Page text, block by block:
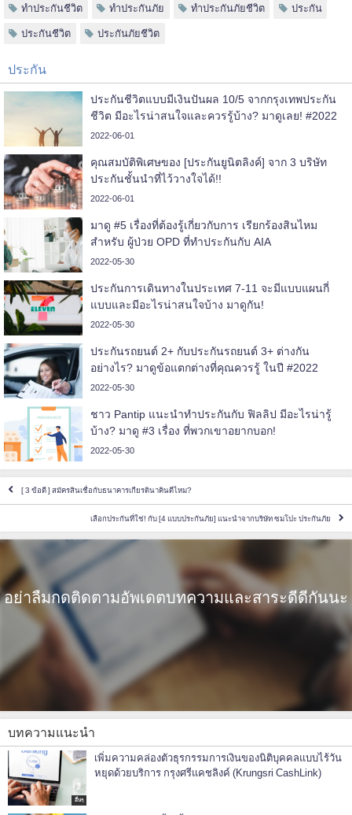
ทำประกันชีวิต ทำประกันภัย ทำประกันภัยชีวิต ประกัน
ประกันชีวิต ประกันภัยชีวิต
ประกัน
ประกันชีวิตแบบมีเงินปันผล 10/5 จากกรุงเทพประกัน
ชีวิต มีอะไรน่าสนใจและควรรู้บ้าง? มาดูเลย! #2022
2022-06-01
คุณสมบัติพิเศษของ [ประกันยูนิตลิงค์] จาก 3 บริษัท
ประกันชั้นนำที่ไว้วางใจได้!!
2022-06-01
มาดู #5 เรื่องที่ต้องรู้เกี่ยวกับการ เรียกร้องสินไหม
สำหรับ ผู้ป่วย OPD ที่ทำประกันกับ AIA
2022-05-30
ประกันการเดินทางในประเทศ 7-11 จะมีแบบแผนกี่
แบบและมีอะไรน่าสนใจบ้าง มาดูกัน!
2022-05-30
ประกันรถยนต์ 2+ กับประกันรถยนต์ 3+ ต่างกัน
อย่างไร? มาดูข้อแตกต่างที่คุณควรรู้ ในปี #2022
2022-05-30
ชาว Pantip แนะนำทำประกันกับ ฟิลลิป มีอะไรน่ารู้
บ้าง? มาดู #3 เรื่อง ที่พวกเขาอยากบอก!
2022-05-30
[ 3 ข้อดี ] สมัครสินเชื่อกับธนาคารเกียรตินาคินดีไหม?
เลือกประกันที่ใช่! กับ [4 แบบประกันภัย] แนะนำจากบริษัท ซมโปะ ประกันภัย
อย่าลืมกดติดตามอัพเดตบทความและสาระดีดีกันนะ
บทความแนะนำ
อื่นๆ
เพิ่มความคล่องตัวธุรกรรมการเงินของนิติบุคคลแบบไร้วัน
หยุดด้วยบริการ กรุงศรีแคชลิงค์ (Krungsri CashLink)